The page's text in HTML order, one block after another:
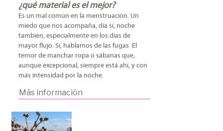
¿qué material es el mejor?
Es un mal común en la menstruación. Un
miedo que nos acompaña, día sí, noche
también, especialmente en los días de
mayor flujo. Sí, hablamos de las fugas. El
temor de manchar ropa o sábanas que,
aunque excepcional, siempre está ahí, y con
más intensidad por la noche.
Más información